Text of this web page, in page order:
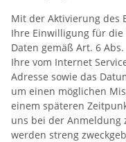
Mit der Aktivierung des
Ihre Einwilligung für
Daten gemäß Art. 6
Ihre vom Internet
Adresse sowie das
um einen möglichen
einem späteren
uns bei der Anmeldung
werden streng